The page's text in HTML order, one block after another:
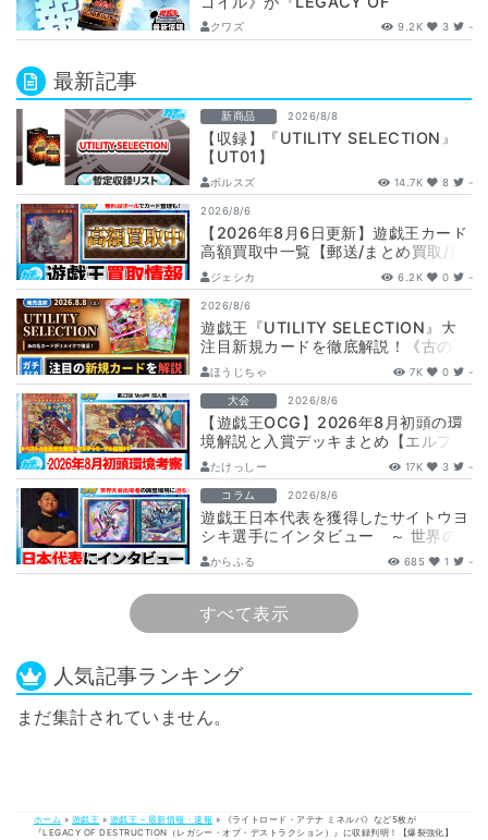
DESTRUCTION（レガシー・オブ・
デス…
クワズ 9.2K 3 -
最新記事
新商品 2026/8/8
【収録】『UTILITY SELECTION』
【UT01】
ボルスズ 14.7K 8 -
2026/8/6
【2026年8月6日更新】遊戯王カード
高額買取中一覧【郵送/まとめ買取/買
取表/相場/レリーフ】
ジェシカ 6.2K 0 -
2026/8/6
遊戯王『UTILITY SELECTION』大
注目新規カードを徹底解説！《古の秘
儀/聖なる心のバリア －マイン…
ほうじちゃ 7K 0 -
大会 2026/8/6
【遊戯王OCG】2026年8月初頭の環
境解説と入賞デッキまとめ【エルフェ
ンノーツ/トゥーン/キラーチューン/
ウ…
たけっしー 17K 3 -
コラム 2026/8/6
遊戯王日本代表を獲得したサイトウヨ
シキ選手にインタビュー ～ 世界の
舞台へ挑む、サイトウ選手の軌跡と決
意 ～
からふる 685 1 -
すべて表示
人気記事ランキング
まだ集計されていません。
ホーム » 遊戯王 » 遊戯王 – 最新情報・速報 »
《ライトロード・アテナ ミネルバ》など5枚が
『LEGACY OF DESTRUCTION（レガシー・オブ・デストラクション）』に収録判明！【爆裂強化】